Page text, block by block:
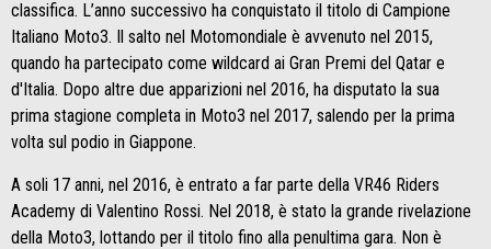
classifica. L’anno successivo ha conquistato il titolo di Campione
Italiano Moto3. Il salto nel Motomondiale è avvenuto nel 2015,
quando ha partecipato come wildcard ai Gran Premi del Qatar e
d'Italia. Dopo altre due apparizioni nel 2016, ha disputato la sua
prima stagione completa in Moto3 nel 2017, salendo per la prima
volta sul podio in Giappone.
A soli 17 anni, nel 2016, è entrato a far parte della VR46 Riders
Academy di Valentino Rossi. Nel 2018, è stato la grande rivelazione
della Moto3, lottando per il titolo fino alla penultima gara. Non è